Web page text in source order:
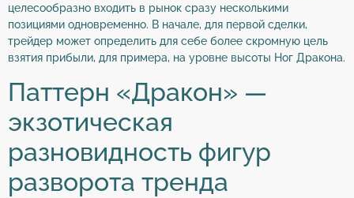
целесообразно входить в рынок сразу несколькими
позициями одновременно. В начале, для первой сделки,
трейдер может определить для себе более скромную цель
взятия прибыли, для примера, на уровне высоты Ног Дракона.
Паттерн «Дракон» —
экзотическая
разновидность фигур
разворота тренда